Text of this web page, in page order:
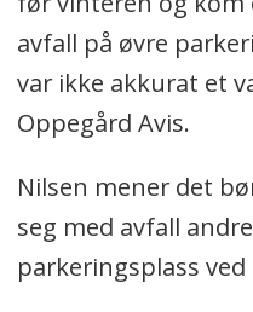
avfall på øvre
var ikke akkurat et
Oppegård Avis.
Nilsen mener det
seg med avfall
parkeringsplass